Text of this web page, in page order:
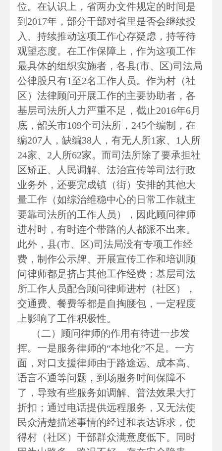
位。在认识上，省两办文件规定的时间是
到2017年，部分干部对省里是否会继续投
入、持续推动这项工作心存疑虑，持等待
观望态度。在工作保障上，作为这项工作
最具体的组织实施者，各县(市、区)司法局
公律股只有1至2名工作人员。作为村（社
区）法律顾问开展工作的主要协助者，各
基层司法所人力严重不足，截止2016年6月
底，韶关市109个司法所，245个编制，在
编207人，缺编38人，有无人所1家、1人所
24家、2人所62家。而司法所除了要承担社
区矫正、人民调解、法治宣传等司法行政
业务外，还要完成镇（街）安排的其他大
量工作（如综治维稳中心的日常工作就主
要靠司法所的工作人员），因此顾问律师
进村时，有时连个带路的人都派不出来。
此外，县(市、区)司法局没有专项工作经
费，制作公示牌、开展宣传工作和培训顾
问律师都是挤占其他工作经费；基层司法
所工作人员配合顾问律师进村（社区），
交通费、餐费等都是自掏腰包，一定程度
上影响了工作积极性。
（二）顾问律师的作用有待进一步发
挥。一是服务律师的“本地化”不足。一方
面，对口支援律师由于路途远、成本高、
语言不通等问题，到场服务时间保障不
了，导致有些服务如调解、普法效果大打
折扣；通过电话提供远程服务，又无法使
民众清楚描述事情的经过和表达诉求，使
得村（社区）干部群众满意度低下。同时